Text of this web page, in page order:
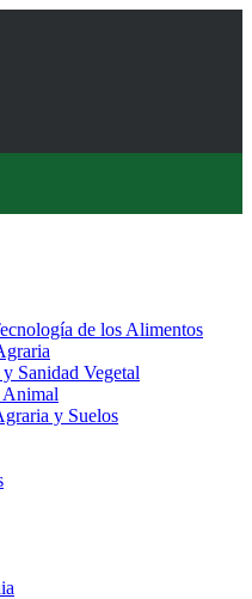
de los Alimentos
Sanidad Vegetal
Animal
y Suelos